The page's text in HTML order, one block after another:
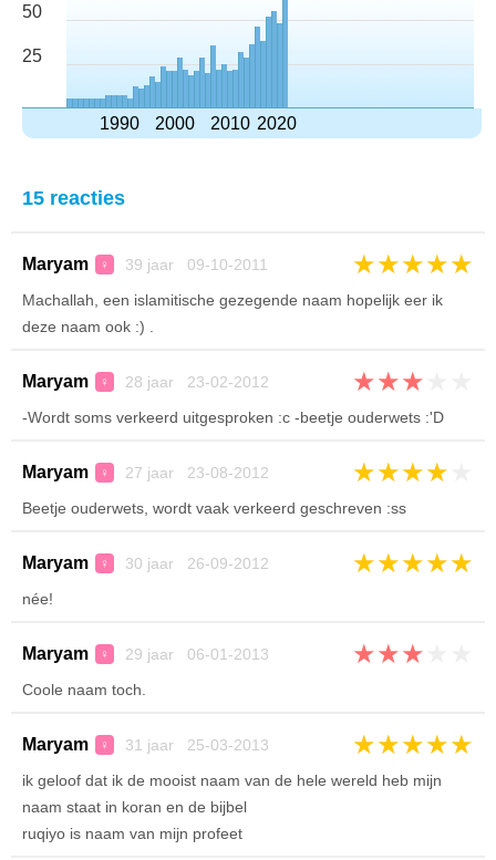
50
25
1990 2000 2010 2020
15 reacties
Maryam ♀ 39 jaar 09-10-2011 ★★★★★
Machallah, een islamitische gezegende naam hopelijk eer ik
deze naam ook :) .
Maryam ♀ 28 jaar 23-02-2012 ★★★
-Wordt soms verkeerd uitgesproken :c -beetje ouderwets :'D
Maryam ♀ 27 jaar 23-08-2012 ★★★★
Beetje ouderwets, wordt vaak verkeerd geschreven :ss
Maryam ♀ 30 jaar 26-09-2012 ★★★★★
née!
Maryam ♀ 29 jaar 06-01-2013 ★★★
Coole naam toch.
Maryam ♀ 31 jaar 25-03-2013 ★★★★★
ik geloof dat ik de mooist naam van de hele wereld heb mijn
naam staat in koran en de bijbel
ruqiyo is naam van mijn profeet